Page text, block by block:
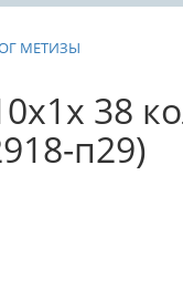
МЕТИЗЫ
38
п29)